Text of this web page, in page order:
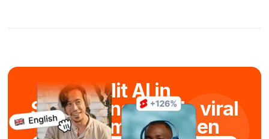
Mit AI in
Sekundenschnelle viral
Kurzfilme erstellen